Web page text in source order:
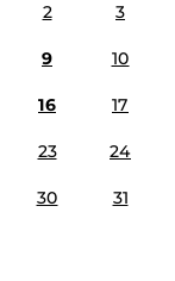
2 3
9 10
16 17
23 24
30 31